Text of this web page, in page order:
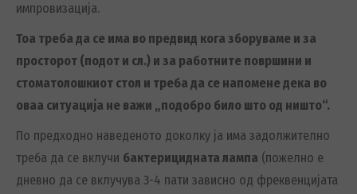
импровизација.
Тоа треба да се има во предвид кога зборуваме и за
просторот (подот и сл.) и за работните површини и
стоматолошкиот стол и треба да се напомене дека во
оваа ситуација не важи „подобро било што од ништо“.
По предходно наведеното доколку ја има задолжително
треба да се вклучи бактерицидната лампа (пожелно е
дневно да се вклучува 3-4 пати зависно од фреквенцијата